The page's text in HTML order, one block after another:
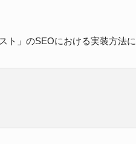
ト」のSEOにおける実装方法